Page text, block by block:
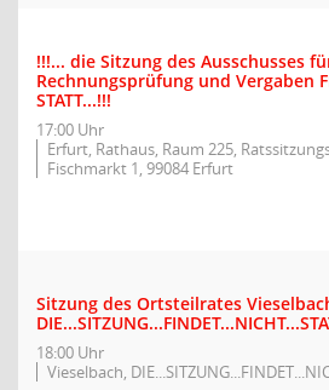
!!!... die Sitzung des Ausschusses
Rechnungsprüfung und Vergaben
STATT...!!!
17:00 Uhr
Erfurt, Rathaus, Raum 225,
Fischmarkt 1, 99084 Erfurt
Sitzung des Ortsteilrates
18:00 Uhr
Vieselbach,